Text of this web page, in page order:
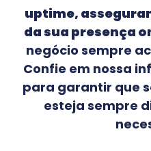
uptime,
da sua presença
negócio sempre
Confie em nossa
para garantir que
esteja sempre